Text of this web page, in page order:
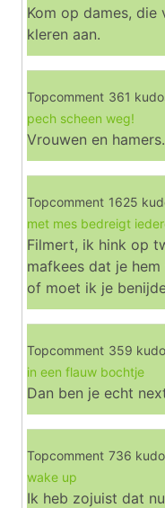
Kom op dames,
kleren aan.
Topcomment 361
pech scheen weg!
Vrouwen en
Topcomment 1625
met mes bedreigt
Filmert, ik hink op
mafkees dat je
of moet ik je
Topcomment 359
in een flauw bochtje
Dan ben je echt
Topcomment 736
wake up
Ik heb zojuist dat